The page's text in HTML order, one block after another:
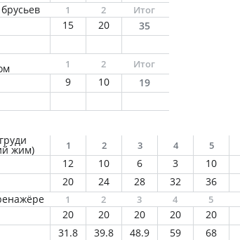
1 2 Итог
15 20
35
1 2 Итог
9 10
19
жим) 1 2 3 4 5
12 10 6 3 10
20 24 28 32 36
1 2 3 4 5
20 20 20 20 20
31.8 39.8 48.9 59 68